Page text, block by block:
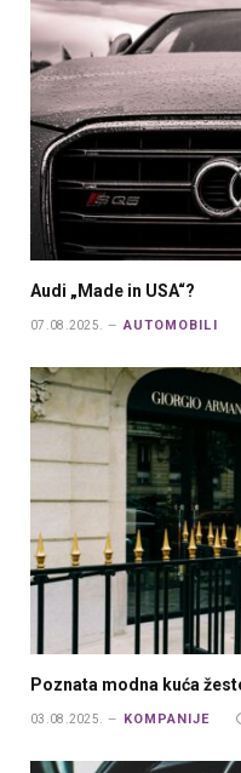
Audi „Made in USA“?
07.08.2025. AUTOMOBILI
Poznata modna kuća
03.08.2025. KOMPANIJE